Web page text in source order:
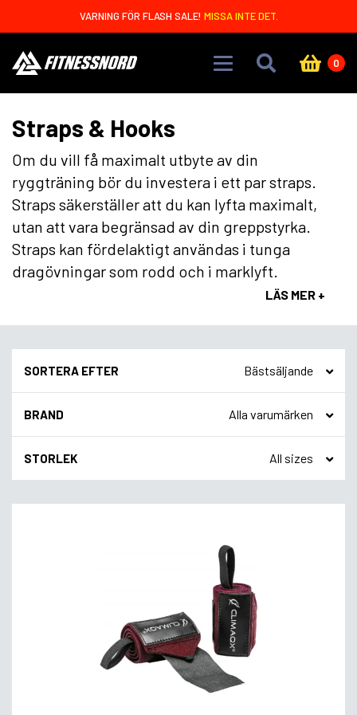
VARNING FÖR FLASH SALE! MISSA INTE DET.
0
Straps & Hooks
Om du vill få maximalt utbyte av din
ryggträning bör du investera i ett par straps.
Straps säkerställer att du kan lyfta maximalt,
utan att vara begränsad av din greppstyrka.
Straps kan fördelaktigt användas i tunga
dragövningar som rodd och i marklyft.
LÄS MER +
SORTERA EFTER
BRAND
STORLEK